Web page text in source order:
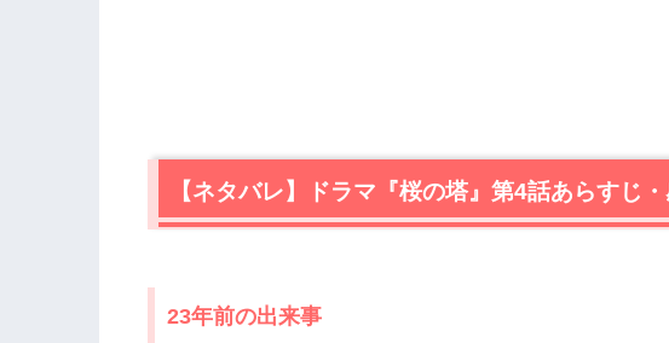
【ネタバレ】ドラマ『桜の塔』第4話あらすじ
23年前の出来事